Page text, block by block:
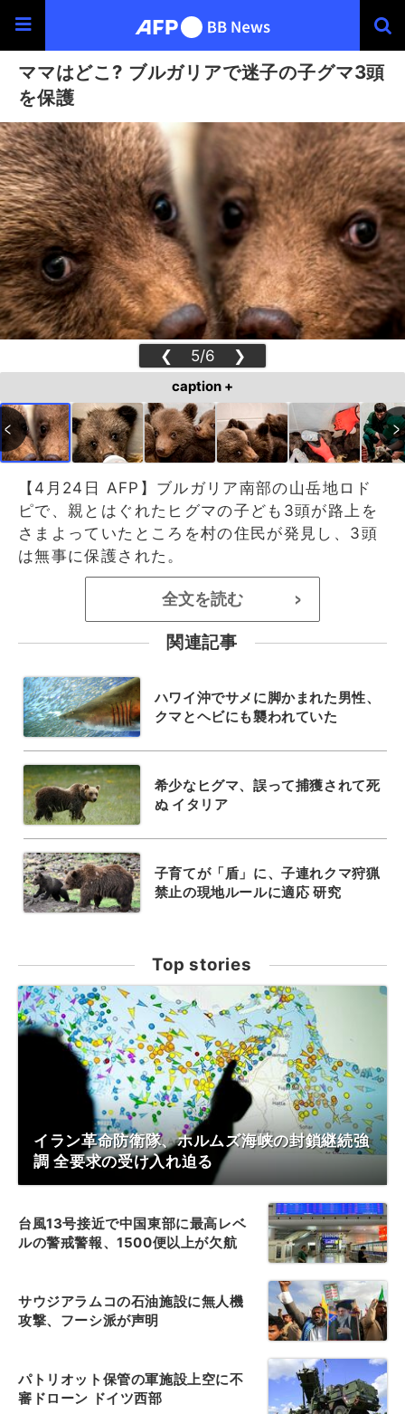
ママはどこ? ブルガリアで迷子の子グマ3頭
を保護
❮ 5/6 ❯
caption +
【4月24日 AFP】ブルガリア南部の山岳地ロド
ピで、親とはぐれたヒグマの子ども3頭が路上を
さまよっていたところを村の住民が発見し、3頭
は無事に保護された。
全文を読む >
関連記事
ハワイ沖でサメに脚かまれた男性、
クマとヘビにも襲われていた
希少なヒグマ、誤って捕獲されて死
ぬ イタリア
子育てが「盾」に、子連れクマ狩猟
禁止の現地ルールに適応 研究
Top stories
イラン革命防衛隊、ホルムズ海峡の封鎖継続強
調 全要求の受け入れ迫る
台風13号接近で中国東部に最高レベ
ルの警戒警報、1500便以上が欠航
サウジアラムコの石油施設に無人機
攻撃、フーシ派が声明
パトリオット保管の軍施設上空に不
審ドローン ドイツ西部